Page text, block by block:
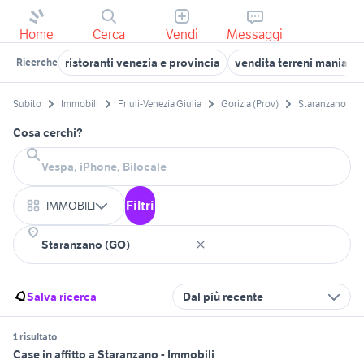
Home Cerca Vendi Messaggi
Ricerche ristoranti venezia e provincia vendita terreni
Subito Immobili Friuli-Venezia Giulia Gorizia (Prov) Staranzano
Cosa cerchi?
IMMOBILI Filtri
Salva ricerca Dal più recente
1 risultato
Case in affitto a Staranzano - Immobili